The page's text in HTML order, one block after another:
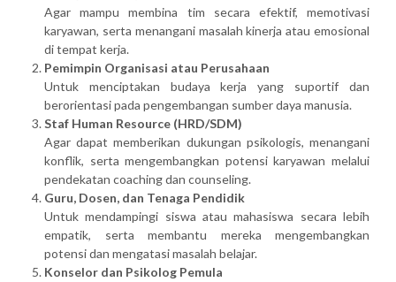
Agar mampu membina tim secara efektif, memotivasi
karyawan, serta menangani masalah kinerja atau emosional
di tempat kerja.
Pemimpin Organisasi atau Perusahaan
Untuk menciptakan budaya kerja yang suportif dan
berorientasi pada pengembangan sumber daya manusia.
Staf Human Resource (HRD/SDM)
Agar dapat memberikan dukungan psikologis, menangani
konflik, serta mengembangkan potensi karyawan melalui
pendekatan coaching dan counseling.
Guru, Dosen, dan Tenaga Pendidik
Untuk mendampingi siswa atau mahasiswa secara lebih
empatik, serta membantu mereka mengembangkan
potensi dan mengatasi masalah belajar.
Konselor dan Psikolog Pemula